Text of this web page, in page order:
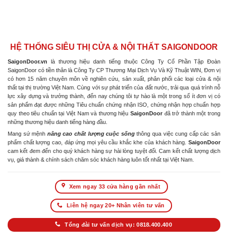
HỆ THỐNG SIÊU THỊ CỬA & NỘI THẤT SAIGONDOOR
SaigonDoor.vn là thương hiệu danh tiếng thuộc Công Ty Cổ Phần Tập Đoàn
SaigonDoor có tiền thân là Công Ty CP Thương Mại Dịch Vụ Và Kỹ Thuật WIN, Đơn vị
có hơn 15 năm chuyên môn về nghiên cứu, sản xuất, phân phối các loại cửa & nội
thất tại thị trường Việt Nam. Cùng với sự phát triển của đất nước, trải qua quá trình nỗ
lực xây dựng và trưởng thành, đến nay chúng tôi tự hào là một trong số ít đơn vị có
sản phẩm đạt được những Tiêu chuẩn chứng nhận ISO, chứng nhận hợp chuẩn hợp
quy theo tiêu chuẩn tại Việt Nam và thương hiệu SaigonDoor đã trở thành một trong
những thương hiệu danh tiếng hàng đầu.
Mang sứ mệnh nâng cao chất lượng cuộc sốngthông qua việc cung cấp các sản
phẩm chất lượng cao, đáp ứng mọi yêu cầu khắc khe của khách hàng. SaigonDoor
cam kết đem đến cho quý khách hàng sự hài lòng tuyệt đối. Cam kết chất lượng dịch
vụ, giá thành & chính sách chăm sóc khách hàng luôn tốt nhất tại Việt Nam.
Xem ngay 33 cửa hàng gần nhất
Liên hệ ngay 20+ Nhân viên tư vấn
Tổng đài tư vấn dịch vụ: 0818.400.400